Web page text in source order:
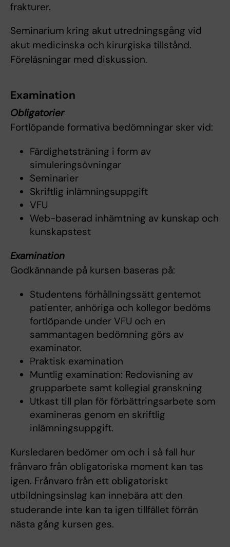
frakturer.
Seminarium kring akut utredningsgång vid
akut medicinska och kirurgiska tillstånd.
Föreläsningar med diskussion.
Examination
Obligatorier
Fortlöpande formativa bedömningar sker vid:
Färdighetsträning i form av
simuleringsövningar
Seminarier
Skriftlig inlämningsuppgift
VFU
Web-baserad inhämtning av kunskap och
kunskapstest
Examination
Godkännande på kursen baseras på:
Studentens förhållningssätt gentemot
patienter, anhöriga och kollegor bedöms
fortlöpande under VFU och en
sammantagen bedömning görs av
examinator.
Praktisk examination
Muntlig examination: Redovisning av
grupparbete samt kollegial granskning
Utkast till plan för förbättringsarbete som
examineras genom en skriftlig
inlämningsuppgift.
Kursledaren bedömer om och i så fall hur
frånvaro från obligatoriska moment kan tas
igen. Frånvaro från ett obligatoriskt
utbildningsinslag kan innebära att den
studerande inte kan ta igen tillfället förrän
nästa gång kursen ges.